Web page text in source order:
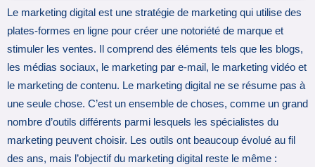
Le marketing digital est une stratégie de marketing qui utilise des
plates-formes en ligne pour créer une notoriété de marque et
stimuler les ventes. Il comprend des éléments tels que les blogs,
les médias sociaux, le marketing par e-mail, le marketing vidéo et
le marketing de contenu. Le marketing digital ne se résume pas à
une seule chose. C’est un ensemble de choses, comme un grand
nombre d’outils différents parmi lesquels les spécialistes du
marketing peuvent choisir. Les outils ont beaucoup évolué au fil
des ans, mais l’objectif du marketing digital reste le même :